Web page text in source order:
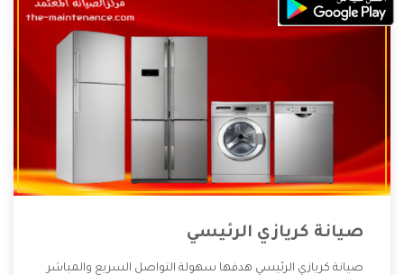
صيانة كريازي الرئيسي
صيانة كريازي الرئيسي هدفها سهولة التواصل السريع والمباشر